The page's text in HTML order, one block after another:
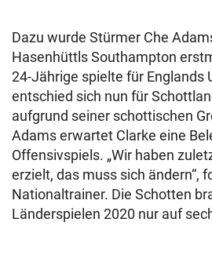
Dazu wurde Stürmer Che
Hasenhüttls Southampton
24-Jährige spielte für Englands
entschied sich nun für
aufgrund seiner schottischen
Adams erwartet Clarke eine
Offensivspiels. „Wir haben
erzielt, das muss sich ändern“,
Nationaltrainer. Die Schotten
Länderspielen 2020 nur auf